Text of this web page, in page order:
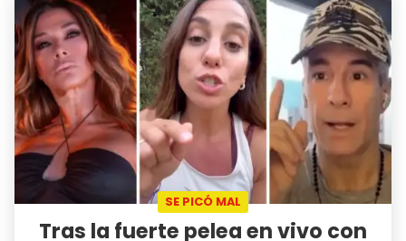
SE PICÓ MAL
Tras la fuerte pelea en vivo con